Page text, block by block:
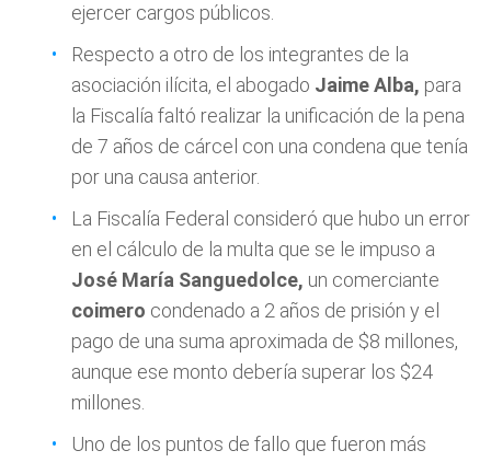
ejercer cargos públicos.
Respecto a otro de los integrantes de la
asociación ilícita, el abogado Jaime Alba, para
la Fiscalía faltó realizar la unificación de la pena
de 7 años de cárcel con una condena que tenía
por una causa anterior.
La Fiscalía Federal consideró que hubo un error
en el cálculo de la multa que se le impuso a
José María Sanguedolce, un comerciante
coimero condenado a 2 años de prisión y el
pago de una suma aproximada de $8 millones,
aunque ese monto debería superar los $24
millones.
Uno de los puntos de fallo que fueron más